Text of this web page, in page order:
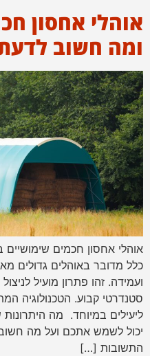
אוהלי אחסון
ומה חשוב
אוהלי אחסון חכמים
כלל מדובר באוהלים גדולים
ועמידה. זהו פתרון מועיל
סטנדרטי קבוע. הטכנולוגיה
ליעילים במיוחד. מה
יכול לשמש אתכם ועל מה
התשובות […]